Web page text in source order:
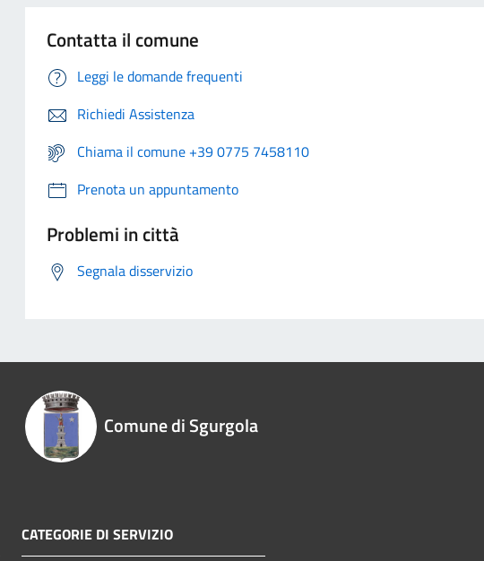
Contatta il comune
Leggi le domande frequenti
Richiedi Assistenza
Chiama il comune +39 0775 7458110
Prenota un appuntamento
Problemi in città
Segnala disservizio
Comune di Sgurgola
CATEGORIE DI SERVIZIO